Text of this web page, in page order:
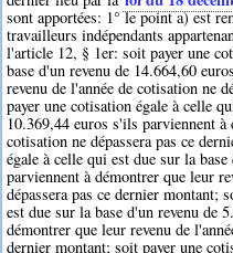
sont apportées: 1° le point a) est
travailleurs indépendants
l'article 12, § 1er: soit payer une
base d'un revenu de 14.664,60
revenu de l'année de cotisation ne
payer une cotisation égale à celle
10.369,44 euros s'ils parviennent
cotisation ne dépassera pas ce
égale à celle qui est due sur la
parviennent à démontrer que leur
dépassera pas ce dernier montant;
est due sur la base d'un revenu de
démontrer que leur revenu de
dernier montant; soit payer une